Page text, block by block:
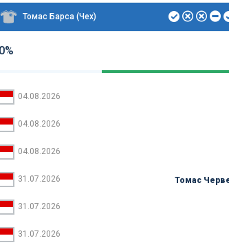
Томас Барса (Чех)
04.08.2026
04.08.2026
04.08.2026
31.07.2026 Томас
31.07.2026
31.07.2026